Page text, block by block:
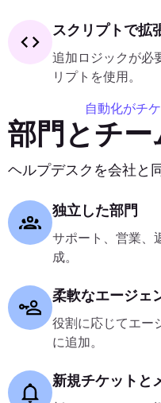
スクリプトで拡
追加ロジックが必
リプトを使用。
自動化がチ
部門とチー
ヘルプデスクを会社と
独立した部門
サポート、営業、
成。
柔軟なエージェ
役割に応じてエー
に追加。
新規チケットと